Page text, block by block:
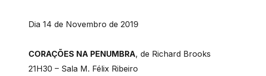
Dia 14 de Novembro de 2019
CORAÇÕES NA PENUMBRA, de Richard Brooks
21H30 – Sala M. Félix Ribeiro